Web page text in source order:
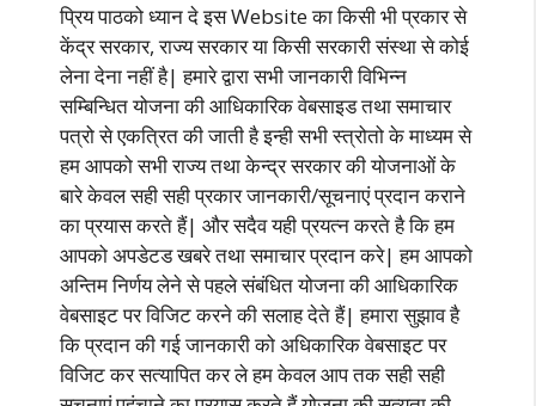
प्रिय पाठको ध्यान दे इस Website का किसी भी प्रकार से
केंद्र सरकार, राज्य सरकार या किसी सरकारी संस्था से कोई
लेना देना नहीं है| हमारे द्वारा सभी जानकारी विभिन्न
सम्बिन्धित योजना की आधिकारिक वेबसाइड तथा समाचार
पत्रो से एकत्रित की जाती है इन्ही सभी स्त्रोतो के माध्यम से
हम आपको सभी राज्य तथा केन्द्र सरकार की योजनाओं के
बारे केवल सही सही प्रकार जानकारी/सूचनाएं प्रदान कराने
का प्रयास करते हैं| और सदैव यही प्रयत्न करते है कि हम
आपको अपडेटड खबरे तथा समाचार प्रदान करे| हम आपको
अन्तिम निर्णय लेने से पहले संबंधित योजना की आधिकारिक
वेबसाइट पर विजिट करने की सलाह देते हैं| हमारा सुझाव है
कि प्रदान की गई जानकारी को अधिकारिक वेबसाइट पर
विजिट कर सत्यापित कर ले हम केवल आप तक सही सही